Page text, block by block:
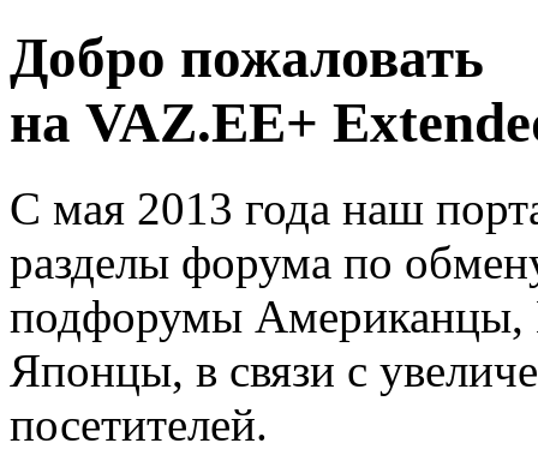
Добро пожаловать
на VAZ.EE+
С мая 2013 года наш
разделы форума по
подфорумы
Японцы, в связи с
посетителей.